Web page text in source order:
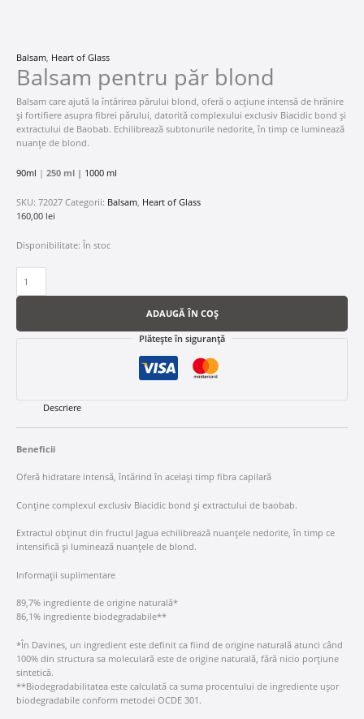
Balsam Heart of Glass
Balsam pentru păr blond
Balsam care ajută la întărirea părului blond, oferă o acțiune intensă de hrănire
și fortifiere asupra fibrei părului, datorită complexului exclusiv Biacidic bond și
extractului de Baobab. Echilibrează subtonurile nedorite, în timp ce luminează
nuanțe de blond.
90ml | 250 ml | 1000 ml
SKU: 72027 Categorii: Balsam Heart of Glass
160,00 lei
Disponibilitate: În stoc
ADAUGĂ ÎN COȘ
Plătește în siguranță
Descriere
Beneficii
Oferă hidratare intensă, întărind în același timp fibra capilară
Conține complexul exclusiv Biacidic bond și extractului de baobab.
Extractul obținut din fructul Jagua echilibrează nuanțele nedorite, în timp ce
intensifică și luminează nuanțele de blond.
Informații suplimentare
89,7% ingrediente de origine naturală*
86,1% ingrediente biodegradabile**
*În Davines, un ingredient este definit ca fiind de origine naturală atunci când
100% din structura sa moleculară este de origine naturală, fără nicio porțiune
sintetică.
**Biodegradabilitatea este calculată ca suma procentului de ingrediente ușor
biodegradabile conform metodei OCDE 301.